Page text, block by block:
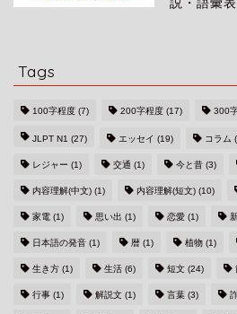
説・語彙
Tags
100字程度 (7) 200字程度 (17) 300
JLPT N1 (27) エッセイ (19) コラム
レジャー (1) 交通 (1) 今と昔 (3)
内容理解(中文) (1) 内容理解(短文) (10)
家電 (1) 思い出 (1) 恋愛 (1)
日本語の発音 (1) 暦 (1) 植物 (1)
生き方 (1) 生活 (6) 短文 (24)
行事 (1) 解説文 (1) 言葉 (3)